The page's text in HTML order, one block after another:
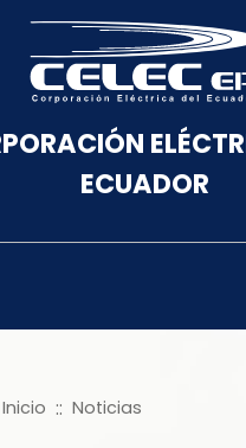
de
ECUADOR
Inicio :: Noticias